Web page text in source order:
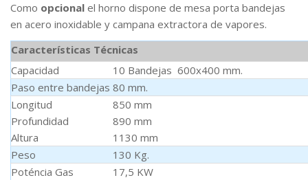
Como opcional el horno dispone de mesa porta bandejas
en acero inoxidable y campana extractora de vapores.
Características Técnicas
Capacidad
10 Bandejas 600x400 mm.
Paso entre bandejas 80 mm.
Longitud
Profundidad
Altura
850 mm
890 mm
1130 mm
Peso
130 Kg.
Poténcia Gas
17,5 KW